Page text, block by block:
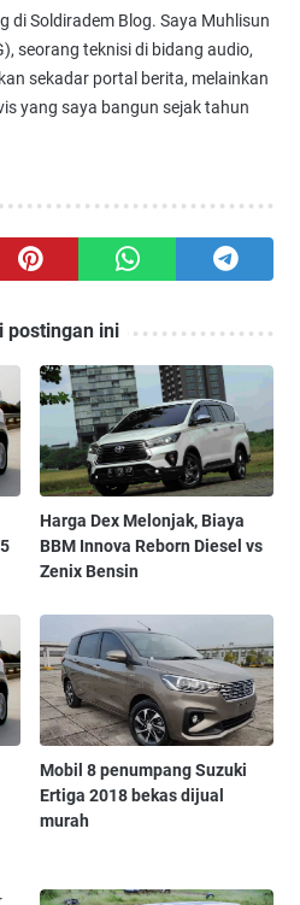
di Soldiradem Blog. Saya Muhlisun
seorang teknisi di bidang audio,
sekadar portal berita, melainkan
yang saya bangun sejak tahun
postingan ini
Harga Dex Melonjak, Biaya
BBM Innova Reborn Diesel vs
Zenix Bensin
Mobil 8 penumpang Suzuki
Ertiga 2018 bekas dijual
murah